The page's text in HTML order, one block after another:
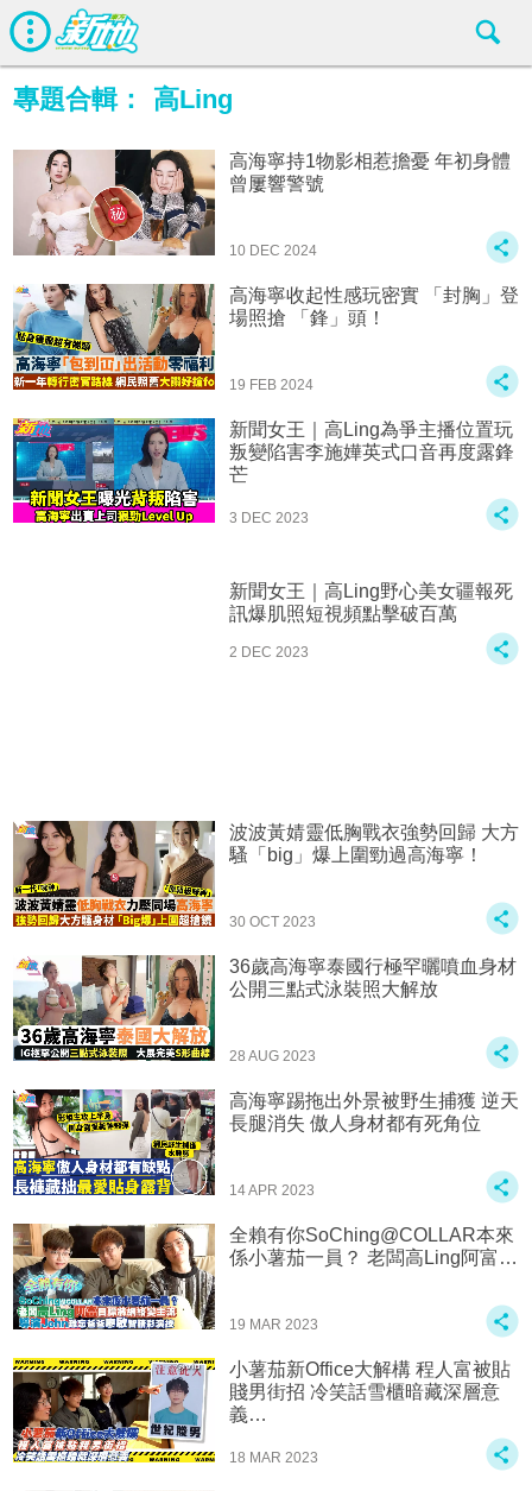
專題合輯： 高Ling
高海寧持1物影相惹擔憂 年初身體
曾屢響警號
10 DEC 2024
高海寧收起性感玩密實 「封胸」登
場照搶 「鋒」頭！
19 FEB 2024
新聞女王｜高Ling為爭主播位置玩
叛變陷害李施嬅英式口音再度露鋒
芒
3 DEC 2023
新聞女王｜高Ling野心美女疆報死
訊爆肌照短視頻點擊破百萬
2 DEC 2023
波波黃婧靈低胸戰衣強勢回歸 大方
騷「big」爆上圍勁過高海寧！
30 OCT 2023
36歲高海寧泰國行極罕曬噴血身材
公開三點式泳裝照大解放
28 AUG 2023
高海寧踢拖出外景被野生捕獲 逆天
長腿消失 傲人身材都有死角位
14 APR 2023
全賴有你SoChing@COLLAR本來
係小薯茄一員？ 老闆高Ling阿富…
19 MAR 2023
小薯茄新Office大解構 程人富被貼
賤男街招 冷笑話雪櫃暗藏深層意
義…
18 MAR 2023